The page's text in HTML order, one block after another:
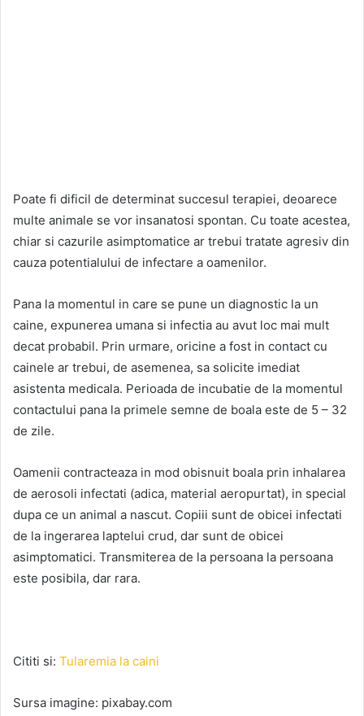
Poate fi dificil de determinat succesul terapiei, deoarece
multe animale se vor insanatosi spontan. Cu toate acestea,
chiar si cazurile asimptomatice ar trebui tratate agresiv din
cauza potentialului de infectare a oamenilor.
Pana la momentul in care se pune un diagnostic la un
caine, expunerea umana si infectia au avut loc mai mult
decat probabil. Prin urmare, oricine a fost in contact cu
cainele ar trebui, de asemenea, sa solicite imediat
asistenta medicala. Perioada de incubatie de la momentul
contactului pana la primele semne de boala este de 5 – 32
de zile.
Oamenii contracteaza in mod obisnuit boala prin inhalarea
de aerosoli infectati (adica, material aeropurtat), in special
dupa ce un animal a nascut. Copiii sunt de obicei infectati
de la ingerarea laptelui crud, dar sunt de obicei
asimptomatici. Transmiterea de la persoana la persoana
este posibila, dar rara.
Cititi si: Tularemia la caini
Sursa imagine: pixabay.com